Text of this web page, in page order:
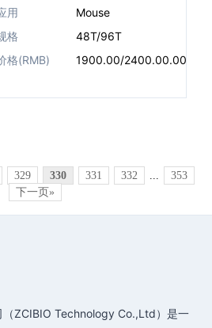
用
Mouse
格
48T/96T
格(RMB)
1900.00/2400.00.00
329 330 331 332 ...
353
下一页»
（ZCIBIO Technology Co.,Ltd）是一